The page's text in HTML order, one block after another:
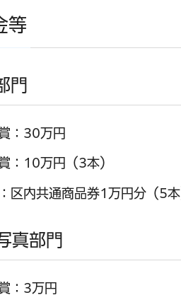
等
門
：30万円
：10万円（3本）
区内共通商品券1万円分（5本
真部門
：3万円